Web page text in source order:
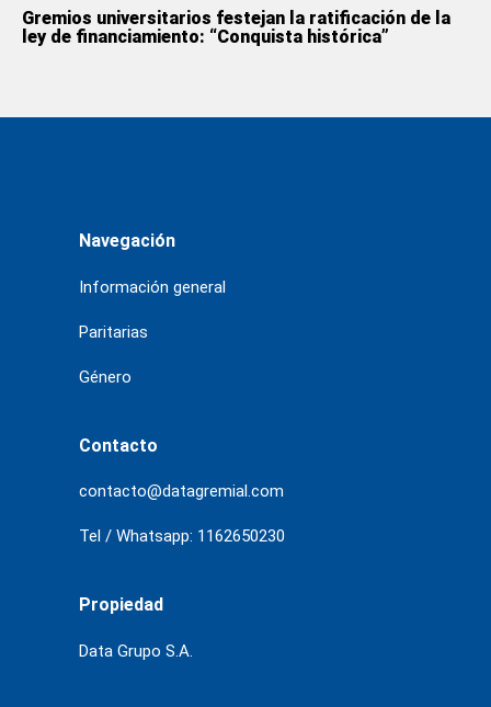
Gremios universitarios festejan la ratificación de la
ley de financiamiento: “Conquista histórica”
Navegación
Información general
Paritarias
Género
Contacto
contacto@datagremial.com
Tel / Whatsapp: 1162650230
Propiedad
Data Grupo S.A.